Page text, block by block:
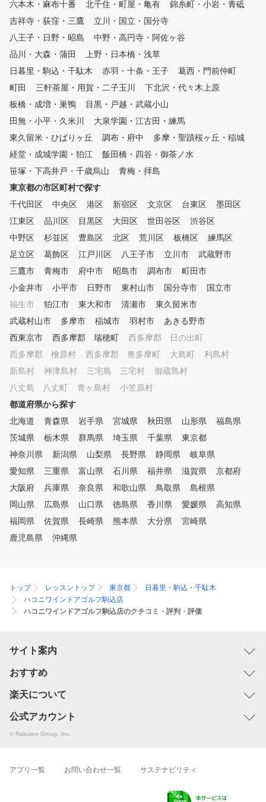
間なので、周囲を気にす
なく、ご自身のペースで
て練習に打ち込めます。
ご利用いただけます。（
六本木・麻布十番
北千住・町屋・亀有
錦糸町・小岩・青砥
吉祥寺・荻窪・三鷹
立川・国立・国分寺
八王子・日野・昭島
中野・高円寺・阿佐ヶ谷
品川・大森・蒲田
上野・日本橋・浅草
日暮里・駒込・千駄木
赤羽・十条・王子
葛西・門前仲町
町田
三軒茶屋・用賀・二子玉川
下北沢・代々木上原
板橋・成増・巣鴨
目黒・戸越・武蔵小山
田無・小平・久米川
大泉学園・江古田・練馬
東久留米・ひばりヶ丘
調布・府中
多摩・聖蹟桜ヶ丘・稲城
経堂・成城学園・狛江
飯田橋・四谷・御茶ノ水
笹塚・下高井戸・千歳烏山
青梅・拝島
東京都の市区町村で探す
千代田区
中央区 港区 新宿区 文京区 台東区
墨田区
江東区
品川区 目黒区 大田区 世田谷区
渋谷区
中野区
杉並区 豊島区 北区 荒川区 板橋区
練馬区
足立区
葛飾区 江戸川区 八王子市 立川市
武蔵野市
三鷹市
青梅市 府中市 昭島市 調布市
町田市
小金井市
小平市 日野市 東村山市 国分寺市
国立市
福生市
狛江市 東大和市 清瀬市
東久留米市
武蔵村山市
多摩市 稲城市 羽村市
あきる野市
西東京市
西多摩郡 瑞穂町
西多摩郡 日の出町
西多摩郡 檜原村
西多摩郡 奥多摩町 大島町
利島村
新島村
神津島村 三宅島 三宅村
御蔵島村
八丈島 八丈町
青ヶ島村
小笠原村
都道府県から探す
北海道
青森県 岩手県 宮城県 秋田県 山形県
福島県
茨城県
栃木県 群馬県 埼玉県 千葉県
東京都
神奈川県
新潟県 山梨県 長野県 静岡県
岐阜県
愛知県
三重県 富山県 石川県 福井県 滋賀県
京都府
大阪府
兵庫県 奈良県 和歌山県 鳥取県
島根県
岡山県
広島県 山口県 徳島県 香川県 愛媛県
高知県
福岡県
佐賀県 長崎県 熊本県 大分県
宮崎県
鹿児島県
沖縄県
トップ レッスントップ 東京都
日暮里・駒込・千駄木
ハコニワインドアゴルフ駒込店
ハコニワインドアゴルフ駒込店のクチコミ・評判・評価
サイト案内
おすすめ
楽天について
公式アカウント
© Rakuten Group, Inc.
アプリ一覧 お問い合わせ一覧 サステナビリティ